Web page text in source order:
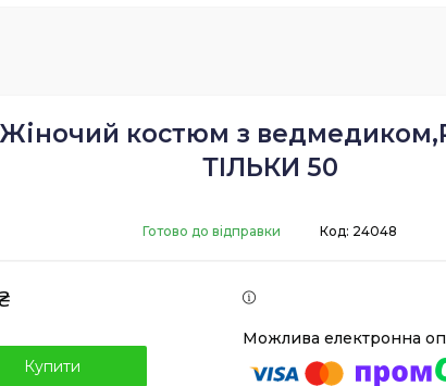
Жіночий костюм з
ТІЛЬКИ 50
Готово до відправки Код: 24048
Купити